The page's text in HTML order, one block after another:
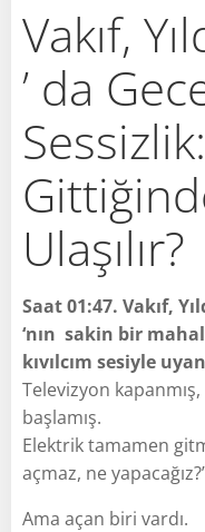
Vakıf,
’ da
Ulaşılır?
Saat 01:47. Vakıf,
‘nın sakin bir
kıvılcım sesiyle
Televizyon
başlamış.
Elektrik tamamen
açmaz, ne
Ama açan biri vardı.